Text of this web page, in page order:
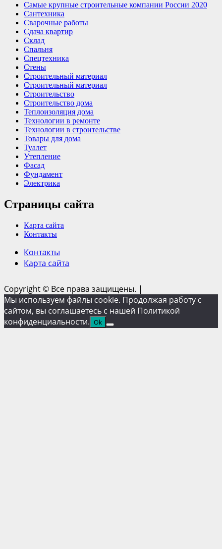
Самые крупные строительные компании России 2020
Сантехника
Сварочные работы
Сдача квартир
Склад
Спальня
Спецтехника
Стены
Строительный материал
Строительный материал
Строительство
Строительство дома
Теплоизоляция дома
Технологии в ремонте
Технологии в строительстве
Товары для дома
Туалет
Утепление
Фасад
Фундамент
Электрика
Страницы сайта
Карта сайта
Контакты
Контакты
Карта сайта
Copyright © Все права защищены. |
Мы используем файлы cookie. Продолжая работу с
сайтом, вы соглашаетесь с нашей Политикой
конфиденциальности. Ok